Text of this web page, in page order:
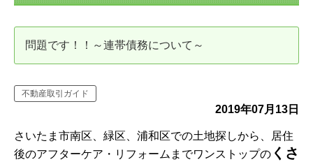
問題です！！～連帯債務について～
不動産取引ガイド
2019年07月13日
さいたま市南区、緑区、浦和区での土地探しから、居住
後のアフターケア・リフォームまでワンストップの くさ